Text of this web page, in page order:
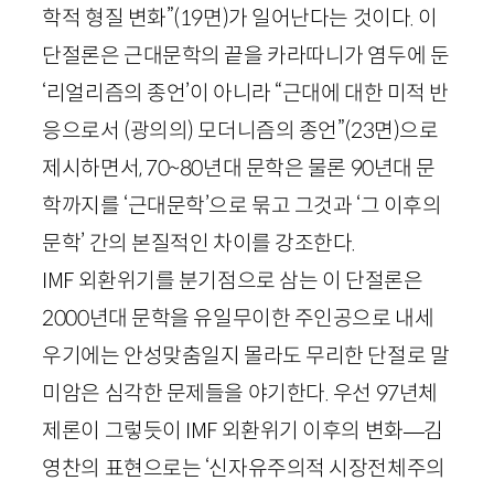
학적 형질 변화”(19면)가 일어난다는 것이다. 이
단절론은 근대문학의 끝을 카라따니가 염두에 둔
‘리얼리즘의 종언’이 아니라 “근대에 대한 미적 반
응으로서 (광의의) 모더니즘의 종언”(23면)으로
제시하면서,70~80년대 문학은 물론 90년대 문
학까지를 ‘근대문학’으로 묶고 그것과 ‘그 이후의
문학’ 간의 본질적인 차이를 강조한다.
IMF 외환위기를 분기점으로 삼는 이 단절론은
2000년대 문학을 유일무이한 주인공으로 내세
우기에는 안성맞춤일지 몰라도 무리한 단절로 말
미암은 심각한 문제들을 야기한다. 우선 97년체
제론이 그렇듯이 IMF 외환위기 이후의 변화—김
영찬의 표현으로는 ‘신자유주의적 시장전체주의